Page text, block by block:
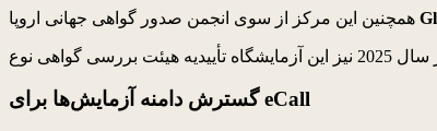
گسترش دامنه آزمایش‌ها برای eCall